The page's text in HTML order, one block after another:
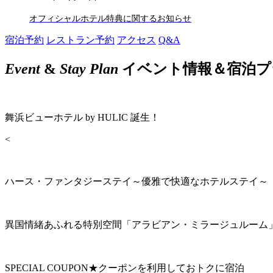
オフィシャルホテル特典に関するお知らせ
宿泊予約 レストラン予約 アクセス Q&A
Event& Stay Plan イベント情報＆宿泊
舞浜ビューホテル by HULIC 誕生！
<
ハース・ファンタジーステイ～優雅で快適なホテルステイ～
異国情緒あふれる特別空間「アラビアン・ミラージュルーム
SPECIAL COUPON★クーポンを利用しておトクに宿泊